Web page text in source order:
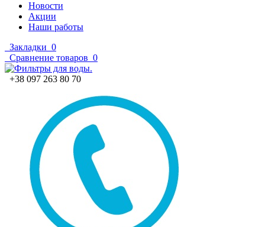
Новости
Акции
Наши работы
Закладки 0
Сравнение товаров 0
+38 097 263 80 70